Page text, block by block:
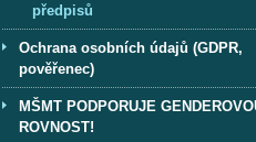
předpisů
Ochrana osobních údajů (GDPR,
pověřenec)
MŠMT PODPORUJE
ROVNOST!